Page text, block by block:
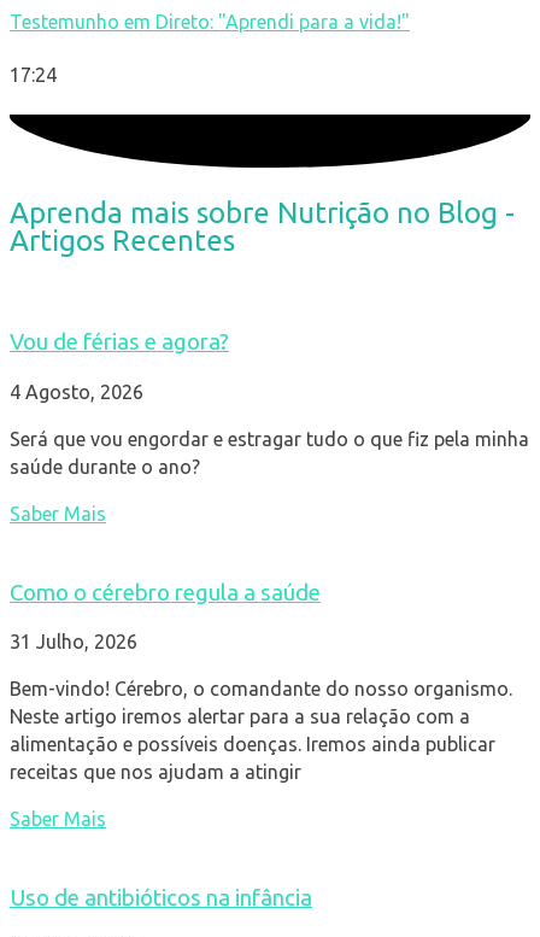
Testemunho em Direto: "Aprendi para a vida!"
17:24
Aprenda mais sobre Nutrição no Blog -
Artigos Recentes
Vou de férias e agora?
4 Agosto, 2026
Será que vou engordar e estragar tudo o que fiz pela minha
saúde durante o ano?
Saber Mais
Como o cérebro regula a saúde
31 Julho, 2026
Bem-vindo! Cérebro, o comandante do nosso organismo.
Neste artigo iremos alertar para a sua relação com a
alimentação e possíveis doenças. Iremos ainda publicar
receitas que nos ajudam a atingir
Saber Mais
Uso de antibióticos na infância